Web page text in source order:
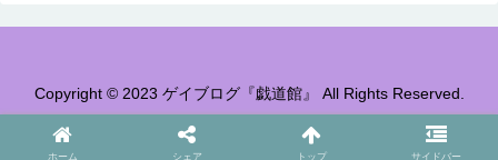
Copyright © 2023 ゲイブログ『戯道館』 All Rights Reserved.
ホーム シェア トップ サイドバー